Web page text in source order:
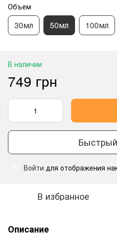
Объем
30мл 50мл 100мл
В наличии
749 грн
Войти для отображения
В избранное
Описание